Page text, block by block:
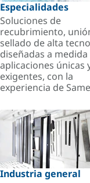
Especialidades
Soluciones de
recubrimiento,
sellado de alta
diseñadas a
aplicaciones únicas
exigentes, con la
experiencia de
Industria general